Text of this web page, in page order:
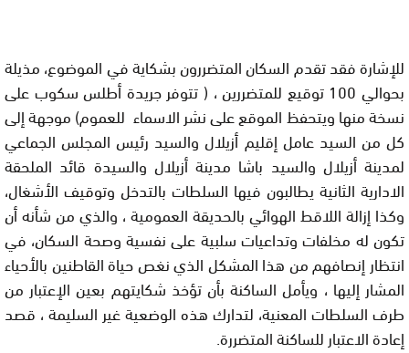
للإشارة فقد تقدم السكان المتضررون بشكاية في الموضوع، مذيلة
بحوالي 100 توقيع للمتضررين ، ( تتوفر جريدة أطلس سكوب على
نسخة منها ويتحفظ الموقع على نشر الاسماء للعموم) موجهة إلى
كل من السيد عامل إقليم أزيلال والسيد رئيس المجلس الجماعي
لمدينة أزيلال والسيد باشا مدينة أزيلال والسيدة قائد الملحقة
الادارية الثانية يطالبون فيها السلطات بالتدخل وتوقيف الأشغال،
وكذا إزالة اللاقط الهوائي بالحديقة العمومية ، والذي من شأنه أن
تكون له مخلفات وتداعيات سلبية على نفسية وصحة السكان، في
انتظار إنصافهم من هذا المشكل الذي نغص حياة القاطنين بالأحياء
المشار إليها ، ويأمل الساكنة بأن تؤخذ شكايتهم بعين الإعتبار من
طرف السلطات المعنية، لتدارك هذه الوضعية غير السليمة ، قصد
إعادة الاعتبار للساكنة المتضررة.